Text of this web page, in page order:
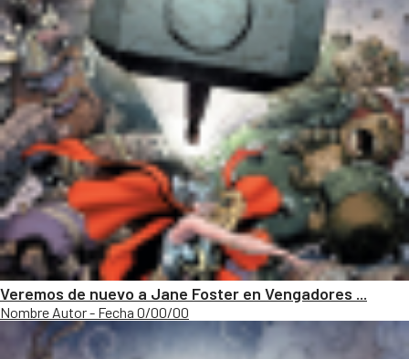
Veremos de nuevo a Jane Foster en Vengadores ...
Nombre Autor - Fecha 0/00/00